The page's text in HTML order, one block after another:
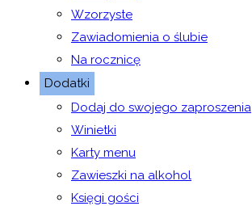
Wzorzyste
Zawiadomienia o ślubie
Na rocznicę
Dodatki
Dodaj do swojego zaproszenia
Winietki
Karty menu
Zawieszki na alkohol
Księgi gości